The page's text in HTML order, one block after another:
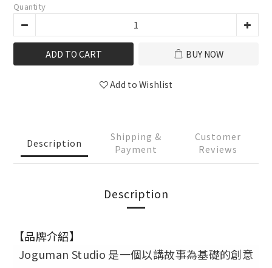
Quantity
ADD TO CART BUY NOW
Add to Wishlist
Description
Shipping &
Payment
Customer
Reviews
Description
【品牌介紹】
Joguman Studio 是一個以講故事為基礎的創意